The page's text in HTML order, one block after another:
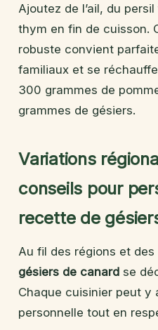
Ajoutez de l’ail, du
thym en fin de cuisson.
robuste convient
familiaux et se
300 grammes de
grammes de gésiers.
Variations
conseils pour
recette de
Au fil des régions et des
gésiers de canard se
Chaque cuisinier peut y
personnelle tout en